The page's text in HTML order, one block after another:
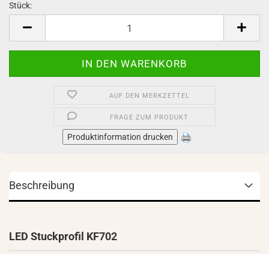
Stück:
AUF DEN MERKZETTEL
FRAGE ZUM PRODUKT
Produktinformation drucken
Beschreibung
LED Stuckprofil KF702